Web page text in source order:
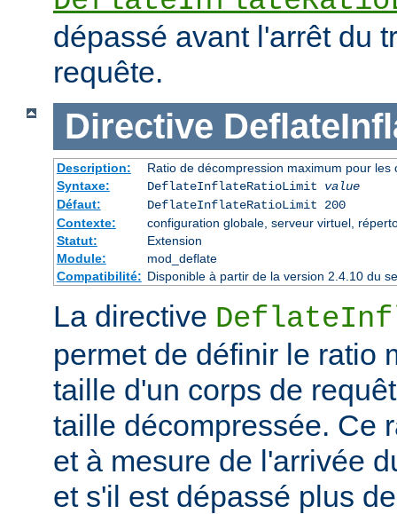
dépassé avant l'arrêt du
requête.
Directive
Description:
Ratio de décompression maximum pour les
Syntaxe:
DeflateInflateRatioLimit value
Défaut:
DeflateInflateRatioLimit 200
Contexte:
configuration globale, serveur virtuel,
Statut:
Extension
Module:
mod_deflate
Compatibilité: Disponible à partir de la version 2.4.10 du
La directive
permet de définir le ratio
taille d'un corps de
taille décompressée. Ce
et à mesure de l'arrivée
et s'il est dépassé plus de